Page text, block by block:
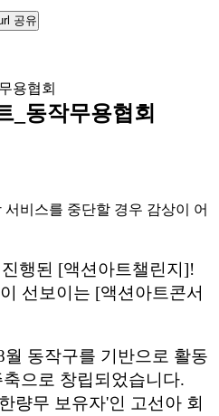
_동작무용협회
비스를 중단할 경우 감상이 어
행된 [액션아트챌린지]!
선보이는 [액션아트콘서
동작구를 기반으로 활동
으로 창립되었습니다.
량무 보유자'인 고선아 회